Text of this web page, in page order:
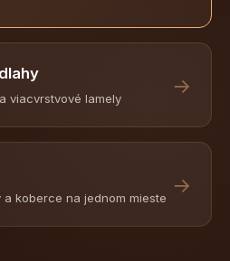
viacvrstvové lamely
→
a koberce na jednom mieste
→